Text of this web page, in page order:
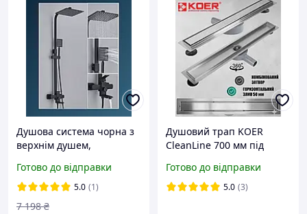
Душова система чорна з
верхнім душем,
чорний NK-DK-001
Готово до відправки
5.0 (1)
7 198 ₴
Душовий трап KOER
CleanLine 700 мм під
із нержавіючої сталі
FD29-70x700 KR3278
Готово до відправки
5.0 (3)